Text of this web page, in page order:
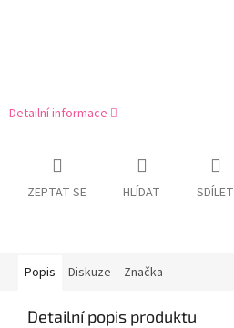
Detailní informace
ZEPTAT SE HLÍDAT SDÍLET
Popis Diskuze Značka
Detailní popis produktu